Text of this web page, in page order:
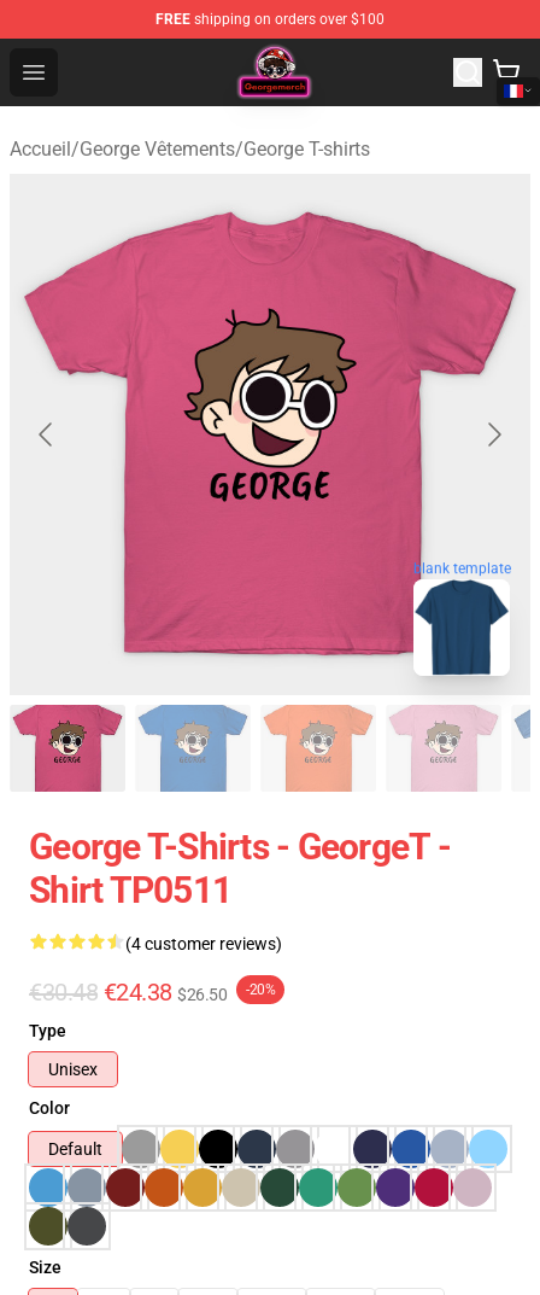
FREE shipping on orders over $100
Open menu
George Store - Official George Merchandise Shop
Accueil/George Vêtements/George T-shirts
blank template
George T-Shirts - GeorgeT -
Shirt TP0511
(4 customer reviews)
€30.48 €24.38 $26.50 -20%
Type
Unisex
Color
Default
Size